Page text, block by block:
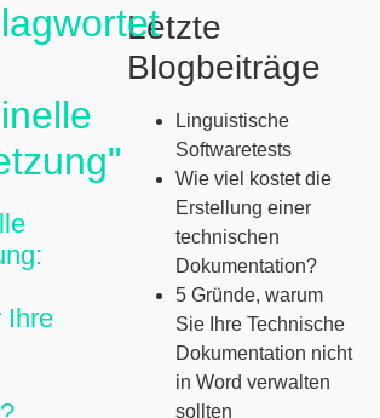
Ihre
Letzte
Blogbeiträge
Linguistische
Softwaretests
Wie viel kostet die
Erstellung einer
technischen
Dokumentation?
5 Gründe, warum
Sie Ihre Technische
Dokumentation nicht
in Word verwalten
sollten